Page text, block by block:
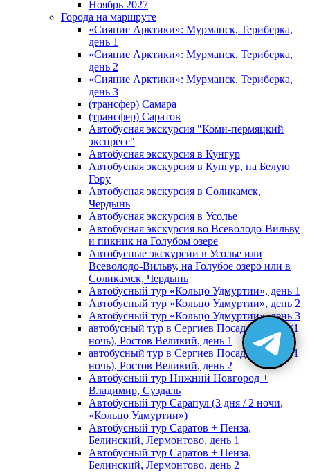
Ноябрь 2027
Города на маршруте
«Сияние Арктики»: Мурманск, Териберка,
день 1
«Сияние Арктики»: Мурманск, Териберка,
день 2
«Сияние Арктики»: Мурманск, Териберка,
день 3
(трансфер) Самара
(трансфер) Саратов
Автобусная экскурсия "Коми-пермяцкий
экспресс"
Автобусная экскурсия в Кунгур
Автобусная экскурсия в Кунгур, на Белую
Гору
Автобусная экскурсия в Соликамск,
Чердынь
Автобусная экскурсия в Усолье
Автобусная экскурсия во Всеволодо-Вильву
и пикник на Голубом озере
Автобусные экскурсии в Усолье или
Всеволодо-Вильву, на Голубое озеро или в
Соликамск, Чердынь
Автобусный тур «Кольцо Удмуртии», день 1
Автобусный тур «Кольцо Удмуртии», день 2
Автобусный тур «Кольцо Удмуртии», день 3
автобусный тур в Сергиев Посад, Москву (1
ночь), Ростов Великий, день 1
автобусный тур в Сергиев Посад, Москву (1
ночь), Ростов Великий, день 2
Автобусный тур Нижний Новгород +
Владимир, Суздаль
Автобусный тур Сарапул (3 дня / 2 ночи,
«Кольцо Удмуртии»)
Автобусный тур Саратов + Пенза,
Белинский, Лермонтово, день 1
Автобусный тур Саратов + Пенза,
Белинский, Лермонтово, день 2